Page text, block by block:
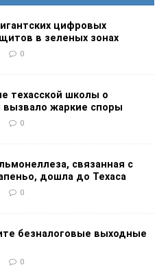
цифровых
в зеленых зонах
0
техасской школы о
вызвало жаркие споры
0
связанная с
дошла до Техаса
0
безналоговые выходные
0